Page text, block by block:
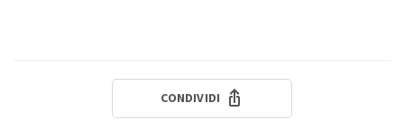
CONDIVIDI